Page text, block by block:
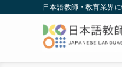
日本語教師・教育業界